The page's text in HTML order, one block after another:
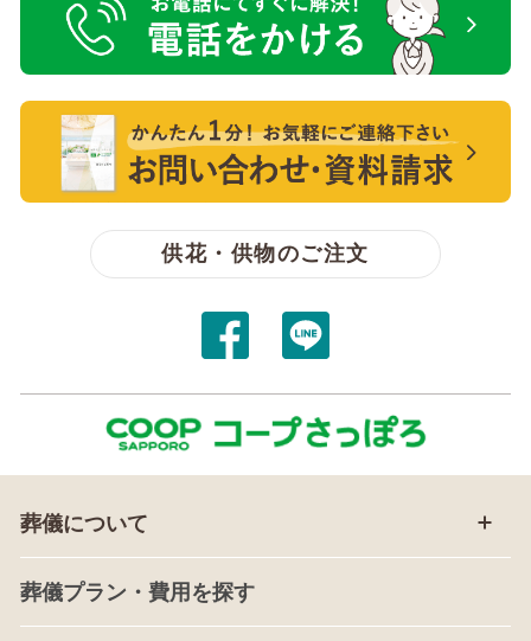
電話をかける【無料】
【無料】資料請求・お問い合わせ
供花・供物のご注文
葬儀について
葬儀プラン・費用を探す